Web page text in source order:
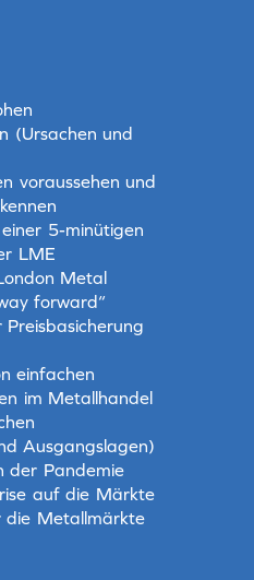
(Ursachen und
voraussehen und
5-minütigen
LME
Metal
forward“
einfachen
im Metallhandel
Ausgangslagen)
der Pandemie
auf die Märkte
die Metallmärkte